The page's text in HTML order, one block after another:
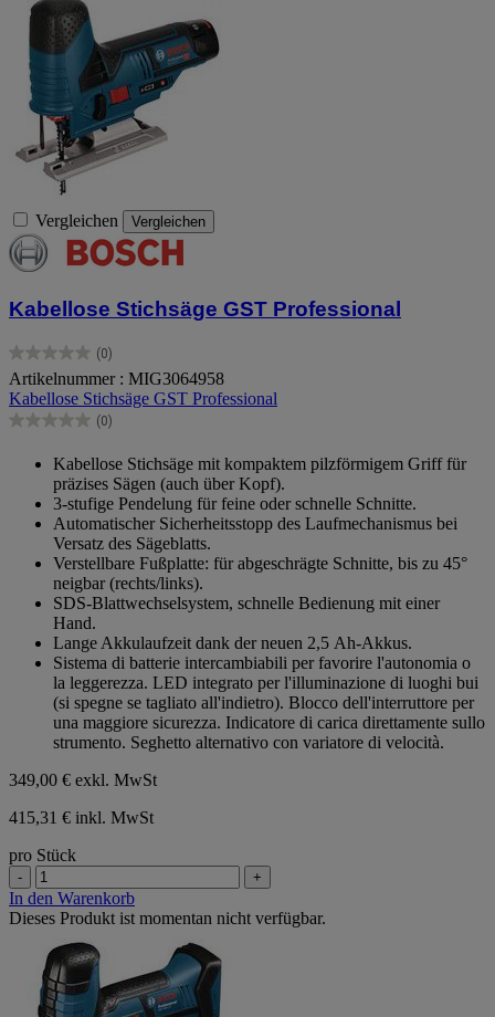
Vergleichen Vergleichen
Kabellose Stichsäge GST Professional
(0)
0.0
von
5
Sternen.
Artikelnummer : MIG3064958
Kabellose Stichsäge GST Professional
(0)
0.0
Sternen.
Kabellose Stichsäge mit kompaktem pilzförmigem Griff für
präzises Sägen (auch über Kopf).
3-stufige Pendelung für feine oder schnelle Schnitte.
Automatischer Sicherheitsstopp des Laufmechanismus bei
Versatz des Sägeblatts.
Verstellbare Fußplatte: für abgeschrägte Schnitte, bis zu 45°
neigbar (rechts/links).
SDS-Blattwechselsystem, schnelle Bedienung mit einer
Hand.
Lange Akkulaufzeit dank der neuen 2,5 Ah-Akkus.
Sistema di batterie intercambiabili per favorire l'autonomia o
la leggerezza. LED integrato per l'illuminazione di luoghi bui
(si spegne se tagliato all'indietro). Blocco dell'interruttore per
una maggiore sicurezza. Indicatore di carica direttamente sullo
strumento. Seghetto alternativo con variatore di velocità.
349,00 € exkl. MwSt
415,31 € inkl. MwSt
pro Stück
- +
In den Warenkorb
Dieses Produkt ist momentan nicht verfügbar.